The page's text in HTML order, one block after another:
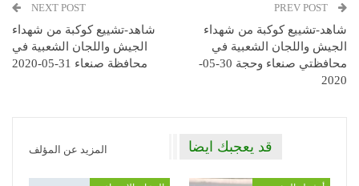
شاهد-تشييع كوكبة من شهداء
الجيش واللجان الشعبية في
محافظتي صنعاء وحجة 30-05-
2020
NEXT POST
شاهد-تشييع كوكبة من شهداء
الجيش واللجان الشعبية في
محافظة صنعاء 31-05-2020
قد يعجبك ايضا المزيد عن المؤلف